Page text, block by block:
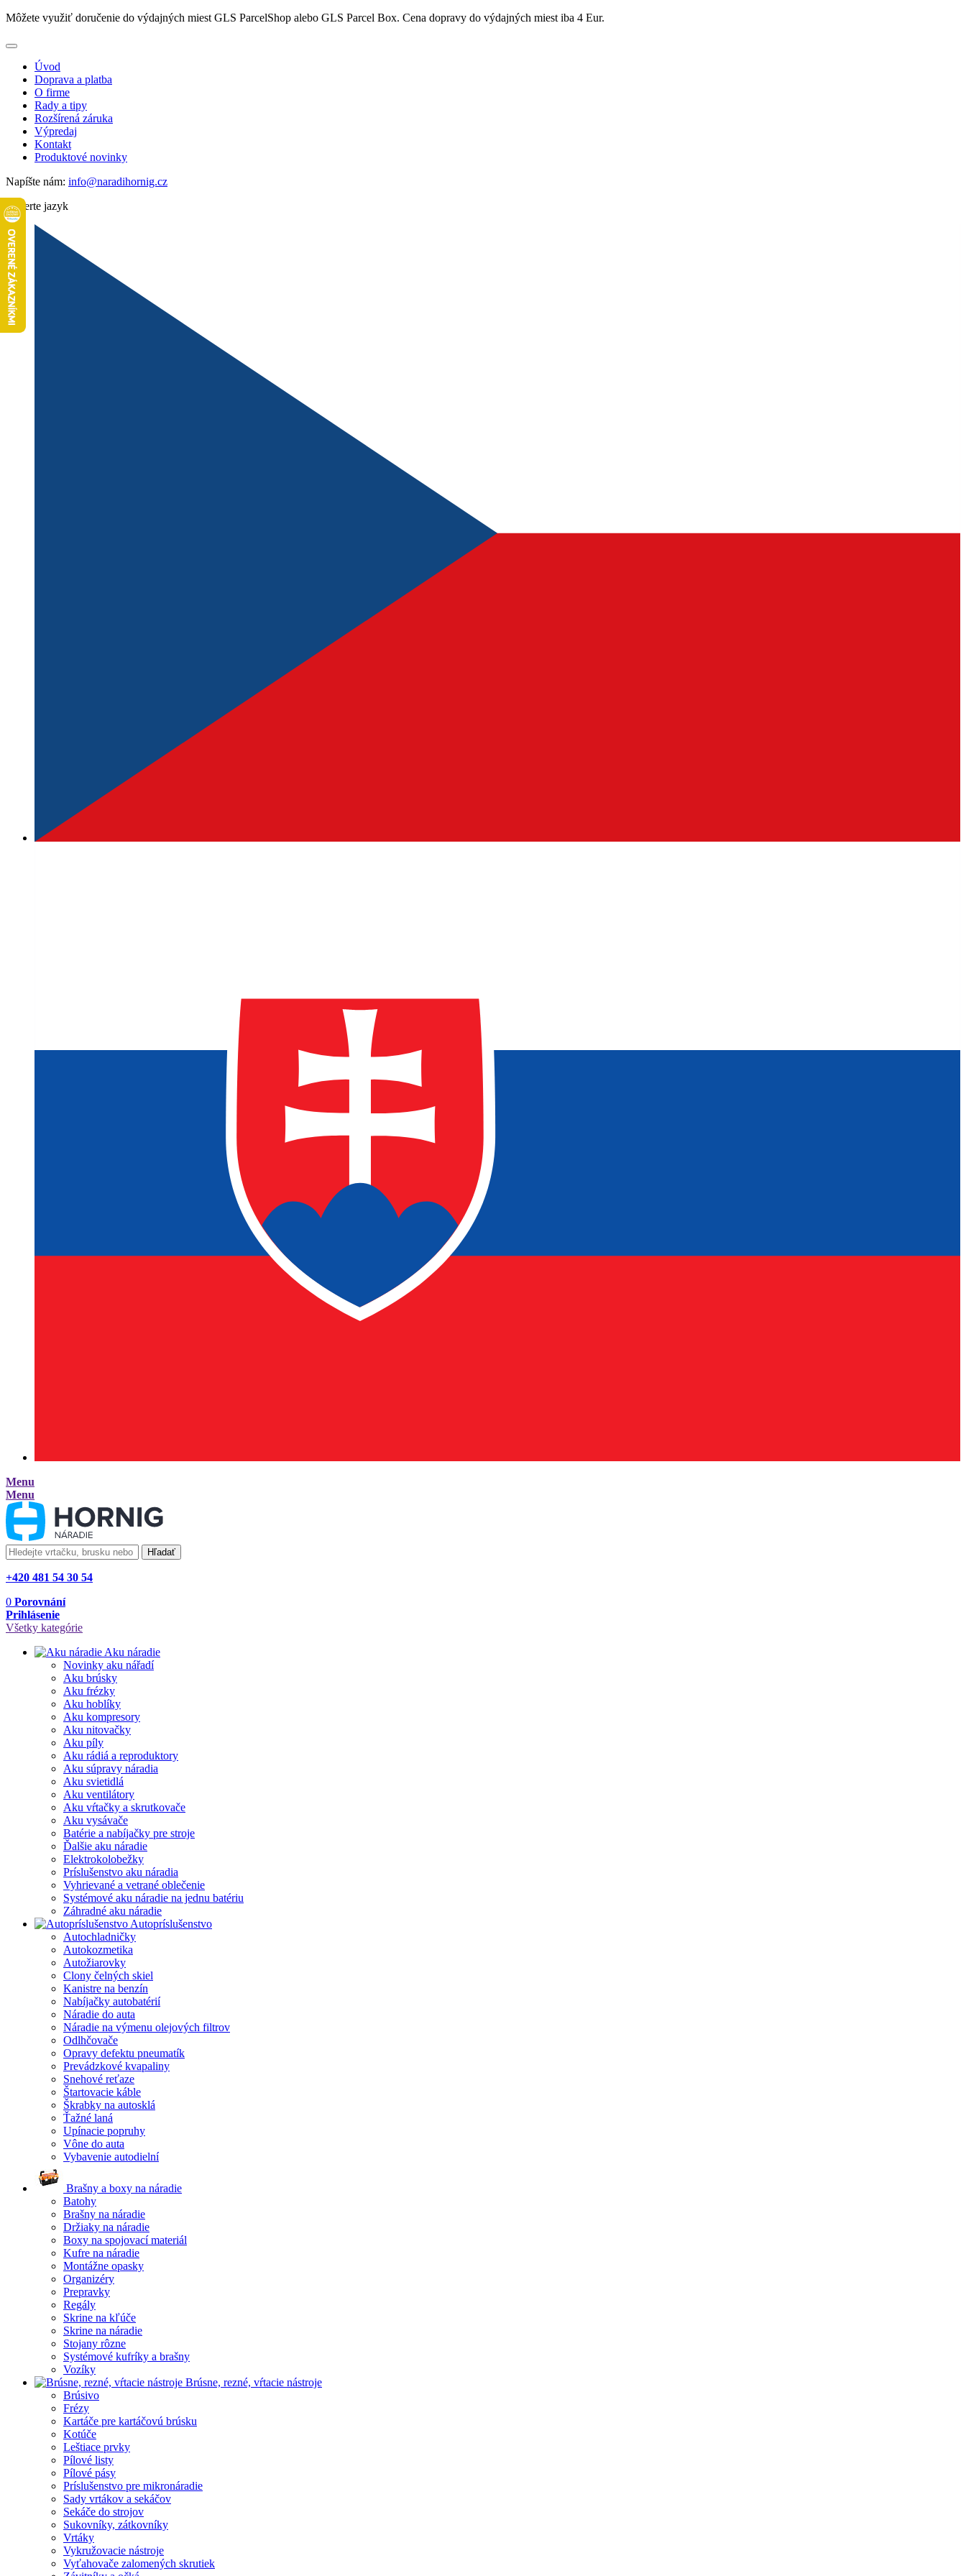
Môžete využiť doručenie do výdajných miest GLS ParcelShop alebo GLS Parcel Box. Cena dopravy do výdajných miest iba 4 Eur.
Úvod
Doprava a platba
O firme
Rady a tipy
Rozšírená záruka
Výpredaj
Kontakt
Produktové novinky
Napíšte nám: info@naradihornig.cz
Vyberte jazyk
Menu
Menu
Hľadať
+420 481 54 30 54
0 Porovnání
Prihlásenie
Všetky kategórie
Aku náradie
Novinky aku nářadí
Aku brúsky
Aku frézky
Aku hoblíky
Aku kompresory
Aku nitovačky
Aku píly
Aku rádiá a reproduktory
Aku súpravy náradia
Aku svietidlá
Aku ventilátory
Aku vŕtačky a skrutkovače
Aku vysávače
Batérie a nabíjačky pre stroje
Ďalšie aku náradie
Elektrokolobežky
Príslušenstvo aku náradia
Vyhrievané a vetrané oblečenie
Systémové aku náradie na jednu batériu
Záhradné aku náradie
Autopríslušenstvo
Autochladničky
Autokozmetika
Autožiarovky
Clony čelných skiel
Kanistre na benzín
Nabíjačky autobatérií
Náradie do auta
Náradie na výmenu olejových filtrov
Odlhčovače
Opravy defektu pneumatík
Prevádzkové kvapaliny
Snehové reťaze
Štartovacie káble
Škrabky na autosklá
Ťažné laná
Upínacie popruhy
Vône do auta
Vybavenie autodielní
Brašny a boxy na náradie
Batohy
Brašny na náradie
Držiaky na náradie
Boxy na spojovací materiál
Kufre na náradie
Montážne opasky
Organizéry
Prepravky
Regály
Skrine na kľúče
Skrine na náradie
Stojany rôzne
Systémové kufríky a brašny
Vozíky
Brúsne, rezné, vŕtacie nástroje
Brúsivo
Frézy
Kartáče pre kartáčovú brúsku
Kotúče
Leštiace prvky
Pílové listy
Pílové pásy
Príslušenstvo pre mikronáradie
Sady vrtákov a sekáčov
Sekáče do strojov
Sukovníky, zátkovníky
Vrtáky
Vykružovacie nástroje
Vyťahovače zalomených skrutiek